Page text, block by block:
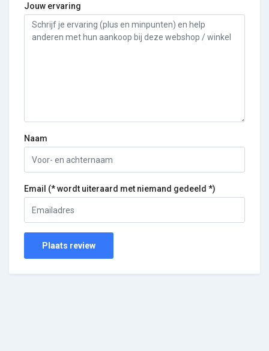
Jouw ervaring
Naam
Email (* wordt uiteraard met niemand gedeeld *)
Plaats review